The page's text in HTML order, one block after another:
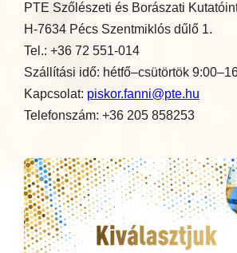
PTE Szőlészeti és Borászati
H-7634 Pécs Szentmiklós dűlő 1.
Tel.: +36 72 551-014
Szállítási idő: hétfő–csütörtök
Kapcsolat: piskor.fanni@pte.hu
Telefonszám: +36 205 858253